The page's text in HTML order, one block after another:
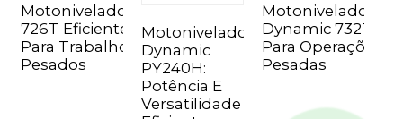
Motoniveladora
726T Eficiente
Para Trabalhos
Pesados
Motoniveladora
Dynamic
PY240H:
Potência E
Versatilidade
Motoniveladora
Dynamic 732T
Para Operações
Pesadas